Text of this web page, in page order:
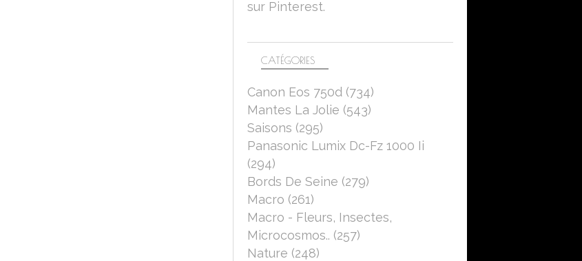
CATÉGORIES
Canon Eos 750d (734)
Mantes La Jolie (543)
Saisons (295)
Panasonic Lumix Dc-Fz 1000 Ii
(294)
Bords De Seine (279)
Macro (261)
Macro - Fleurs, Insectes,
Microcosmos.. (257)
Nature (248)
sur Pinterest.